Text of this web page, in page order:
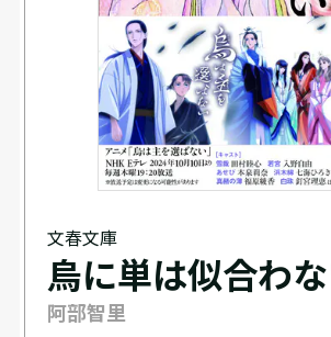
文春文庫
烏に単は似合わ
阿部智里